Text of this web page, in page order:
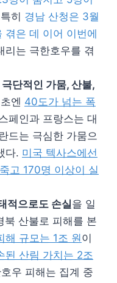
히 경남 산청은 3월
겪은 데 이어 이번에
리는 극한호우를 겪
단적인 가뭄, 산불,
엔 40 도가 넘는 폭
페인과 프랑스는 대
드는 극심한 가뭄으
다. 미국 텍사스에선
고 170명 이상이 실
적으로도 손실을 일
북 산불로 피해를 본
해 규모는 1조 원이
된 산림 가치는 2조
우 피해는 집계 중